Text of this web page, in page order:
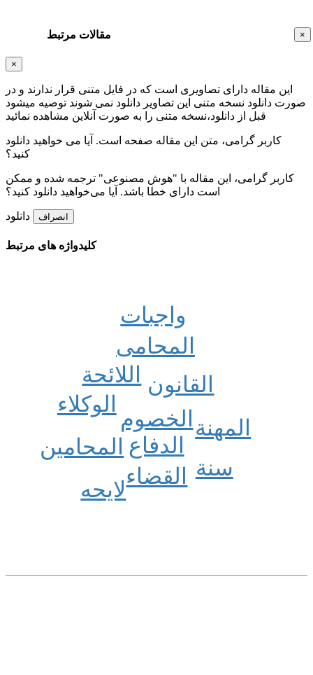
× مقالات مرتبط
×
این مقاله دارای تصاویری است که در فایل متنی قرار ندارند و در
صورت دانلود نسخه متنی این تصاویر دانلود نمی شوند توصیه میشود
قبل از دانلود،نسخه متنی را به صورت آنلاین مشاهده نمائید
کاربر گرامی، متن این مقاله صفحه است. آیا می خواهید دانلود
کنید؟
کاربر گرامی، این مقاله با "هوش مصنوعی" ترجمه شده و ممکن
است دارای خطا باشد. آیا می‌خواهید دانلود کنید؟
دانلود انصراف
کلیدواژه های مرتبط
الخصوم
الدفاع
القانون
القضاء
اللائحة
المحامی
المحامین
المهنة
الوکلاء
سنة
لا‌یحه
واجبات